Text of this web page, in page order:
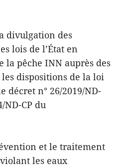
divulgation des
lois de l’État en
la pêche INN auprès des
dispositions de la loi
décret n° 26/2019/ND-
ND-CP du
et le traitement
les eaux